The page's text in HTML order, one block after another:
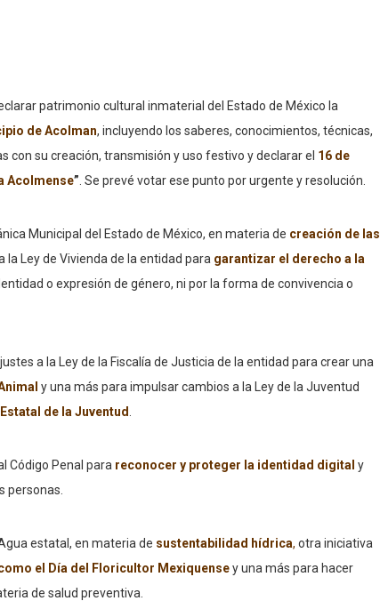
patrimonio cultural inmaterial del Estado de México la
de Acolman, incluyendo los saberes, conocimientos, técnicas,
su creación, transmisión y uso festivo y declarar el 16 de
Acolmense” . Se prevé votar ese punto por urgente y resolución.
Municipal del Estado de México, en materia de creación de las
la Ley de Vivienda de la entidad para garantizar el derecho a la
o expresión de género, ni por la forma de convivencia o
a la Ley de la Fiscalía de Justicia de la entidad para crear una
y una más para impulsar cambios a la Ley de la Juventud
de la Juventud
Código Penal para reconocer y proteger la identidad digital y
personas.
estatal, en materia de sustentabilidad hídrica, otra iniciativa
el Día del Floricultor Mexiquensey una más para hacer
de salud preventiva.